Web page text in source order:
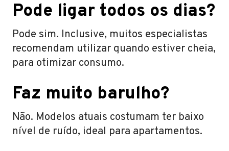
Pode ligar todos os dias?
Pode sim. Inclusive, muitos especialistas
recomendam utilizar quando estiver cheia,
para otimizar consumo.
Faz muito barulho?
Não. Modelos atuais costumam ter baixo
nível de ruído, ideal para apartamentos.